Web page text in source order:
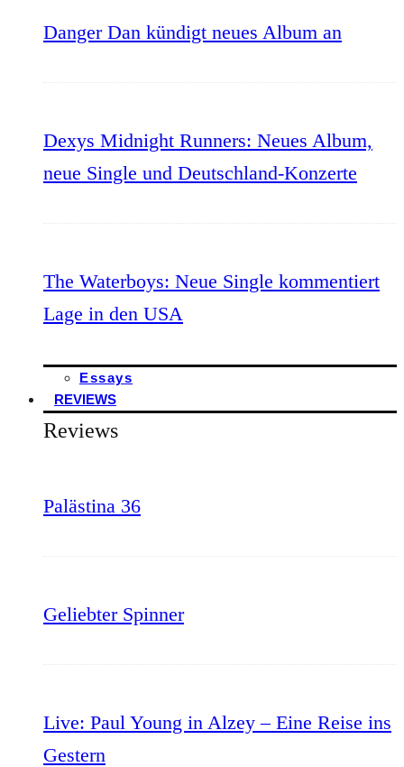
Danger Dan kündigt neues Album an
Dexys Midnight Runners: Neues Album,
neue Single und Deutschland-Konzerte
The Waterboys: Neue Single kommentiert
Lage in den USA
Essays
REVIEWS
Reviews
Palästina 36
Geliebter Spinner
Live: Paul Young in Alzey – Eine Reise ins
Gestern